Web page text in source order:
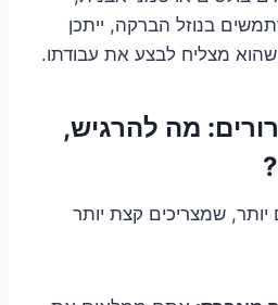
בנוזל הברקה, ייתכן
שהוא מצליח לבצע את עבודתו.
מה להרגיש,
שמצריכים קצת יותר